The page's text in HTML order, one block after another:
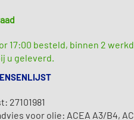
17:00 besteld, binnen 2
u geleverd.
27101981
voor olie: ACEA A3/B4,